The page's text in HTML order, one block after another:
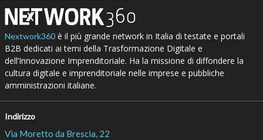
Nextwork360è il più grande network in Italia di testate e portali
B2B dedicati ai temi della Trasformazione Digitale e
dell’Innovazione Imprenditoriale. Ha la missione di diffondere la
cultura digitale e imprenditoriale nelle imprese e pubbliche
amministrazioni italiane.
Indirizzo
Via Moretto da Brescia, 22